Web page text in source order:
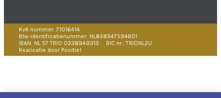
KvK nummer: 71016414
Btw-identificatienummer: NL858547594B01
IBAN: NL 57 TRIO 0338949313
BIC nr.: TRIONL2U
Realisatie door Positie1